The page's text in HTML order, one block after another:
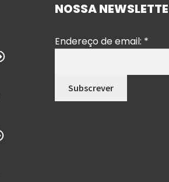
NOSSA
Endereço de email: *